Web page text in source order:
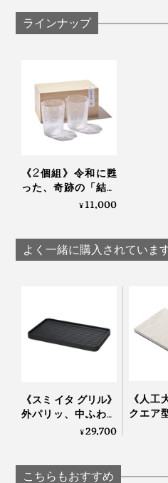
デザインの特性上、初めか
いとして楽しんでいただける
のは、自分だけなんじゃない
１日の終わりに、何もせず
ですが、『結霜月華』はそ
照明の色によっても表情
で、ふっと静かな気持ちに
ラインナップ
《2個組》令和に甦
った、奇跡の「結霜
グラス」｜結霜月華
¥11,000
よく一緒に購入されていま
《スミ イタ グリル》
外パリッ、中ふわっ
と焼きあがる「炭プ
¥29,700
《人工
クエア
が見違
こちらもおすすめ